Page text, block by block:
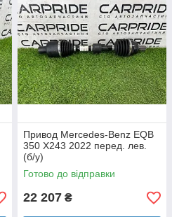
Привод Mercedes-Benz EQB
350 X243 2022 перед. лев.
(б/у)
Готово до відправки
22 207 ₴